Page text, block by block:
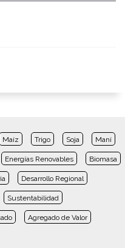
Maíz Trigo Soja Maní
Energías Renovables Biomasa
Desarrollo Regional
Sustentabilidad
Agregado de Valor